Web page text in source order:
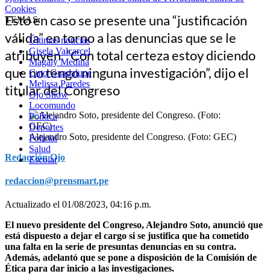
Cookies
TEMAS:
Últimas noticias
Gisela Valcarcel
Magaly Medina
Cuto Guadalupe
Melissa Paredes
Ojo Show
Locomundo
Política
Deportes
Policial
Salud
Escolar
Esto en caso se presente una “justificación
válida” en torno a las denuncias que se le
atribuyen. “Con total certeza estoy diciendo
que no tengo ninguna investigación”, dijo el
titular del Congreso
Alejandro Soto, presidente del Congreso. (Foto: GEC)
Redacción Ojo
redaccion@prensmart.pe
Actualizado el 01/08/2023, 04:16 p.m.
El nuevo presidente del Congreso, Alejandro Soto, anunció que
está dispuesto a dejar el cargo si se justifica que ha cometido
una falta en la serie de presuntas denuncias en su contra.
Además, adelantó que se pone a disposición de la Comisión de
Ética para dar inicio a las investigaciones.